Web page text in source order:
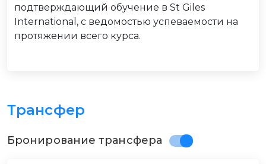
подтверждающий обучение в St Giles
International, с ведомостью успеваемости на
протяжении всего курса.
Трансфер
Бронирование трансфера